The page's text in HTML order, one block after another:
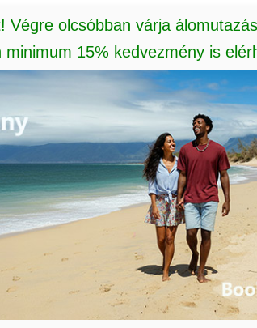
Végre olcsóbban várja
15% kedvezmény is